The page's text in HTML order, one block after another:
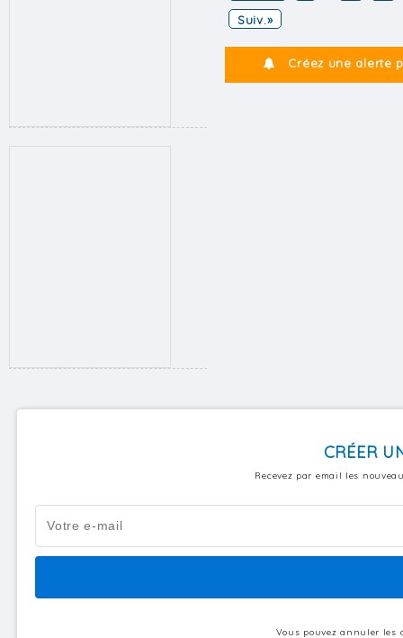
Suiv.»
Créez une alerte
CRÉER
Recevez par email les
Vous pouvez annuler les